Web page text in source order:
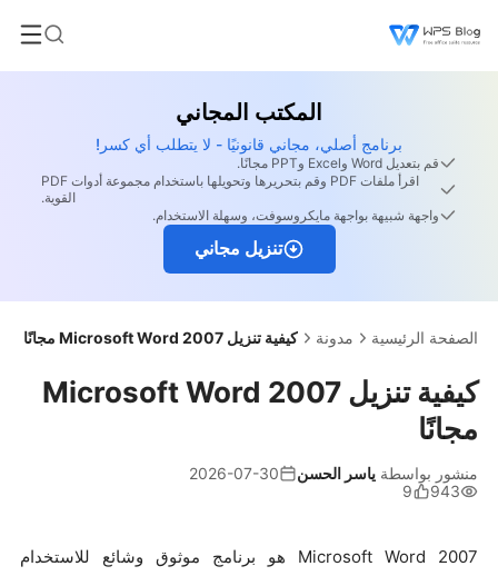
المكتب المجاني
برنامج أصلي، مجاني قانونيًا - لا يتطلب أي كسر!
قم بتعديل Word وExcel وPPT مجانًا.
اقرأ ملفات PDF وقم بتحريرها وتحويلها باستخدام مجموعة أدوات PDF
القوية.
واجهة شبيهة بواجهة مايكروسوفت، وسهلة الاستخدام.
تنزيل مجاني
الصفحة الرئيسية مدونة كيفية تنزيل Microsoft Word 2007 مجانًا
كيفية تنزيل Microsoft Word 2007
مجانًا
منشور بواسطة ياسر الحسن
2026-07-30
943
9
Microsoft Word 2007 هو برنامج موثوق وشائع للاستخدام